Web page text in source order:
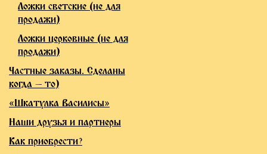
Ложки светские (не для
продажи)
Ложки церковные (не для
продажи)
Частные заказы. Сделаны
когда — то)
«Шкатулка Василисы»
Наши друзья и партнеры
Как приобрести?